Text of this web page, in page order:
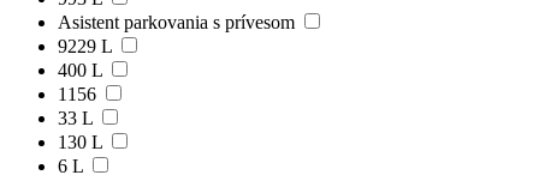
Asistent parkovania s prívesom
9229 L
400 L
1156
33 L
130 L
6 L